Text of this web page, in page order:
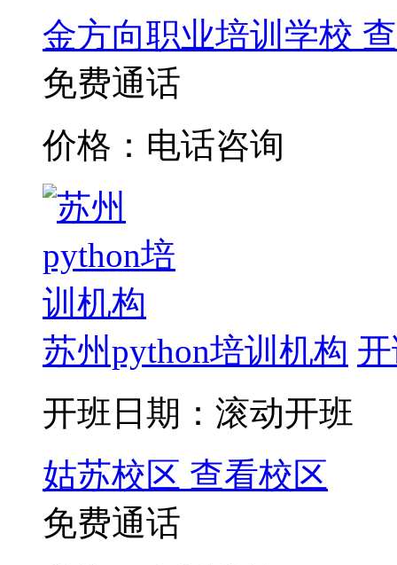
金方向职业培训学校
免费通话
价格：电话咨询
苏州python培训机构
开班日期：滚动开班
姑苏校区 查看校区
免费通话